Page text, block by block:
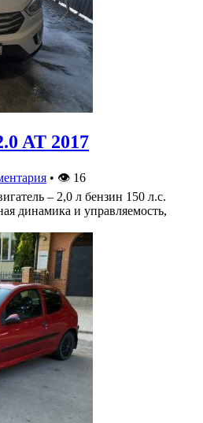
AT 2017
• 👁 16
– 2,0 л бензин 150 л.с.
динамика и управляемость,